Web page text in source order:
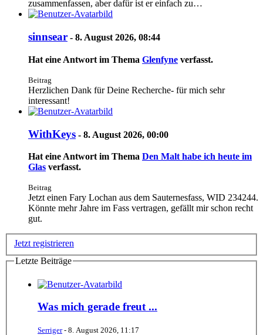
zusammenfassen, aber dafür ist er einfach zu…
sinnsear - 8. August 2026, 08:44
Hat eine Antwort im Thema Glenfyne verfasst.
Beitrag
Herzlichen Dank für Deine Recherche- für mich sehr
interessant!
WithKeys - 8. August 2026, 00:00
Hat eine Antwort im Thema Den Malt habe ich heute im
Glas verfasst.
Beitrag
Jetzt einen Fary Lochan aus dem Sauternesfass, WID 234244.
Könnte mehr Jahre im Fass vertragen, gefällt mir schon recht
gut.
Jetzt registrieren
Letzte Beiträge
Was mich gerade freut ...
Serriger- 8. August 2026, 11:17